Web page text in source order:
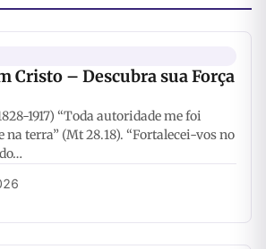
Cristo – Descubra sua Força
1917) “Toda autoridade me foi
na terra” (Mt 28.18). “Fortalecei-vos no